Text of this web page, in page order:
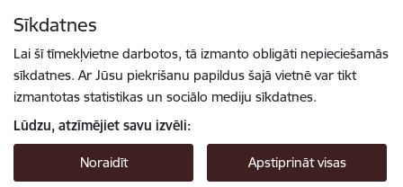
Sīkdatnes
Lai šī tīmekļvietne darbotos, tā izmanto obligāti nepieciešamās
sīkdatnes. Ar Jūsu piekrišanu papildus šajā vietnē var tikt
izmantotas statistikas un sociālo mediju sīkdatnes.
Lūdzu, atzīmējiet savu izvēli:
Noraidīt Apstiprināt visas